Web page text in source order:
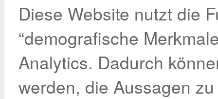
Diese Website nutzt die
“demografische
Analytics. Dadurch
werden, die Aussagen